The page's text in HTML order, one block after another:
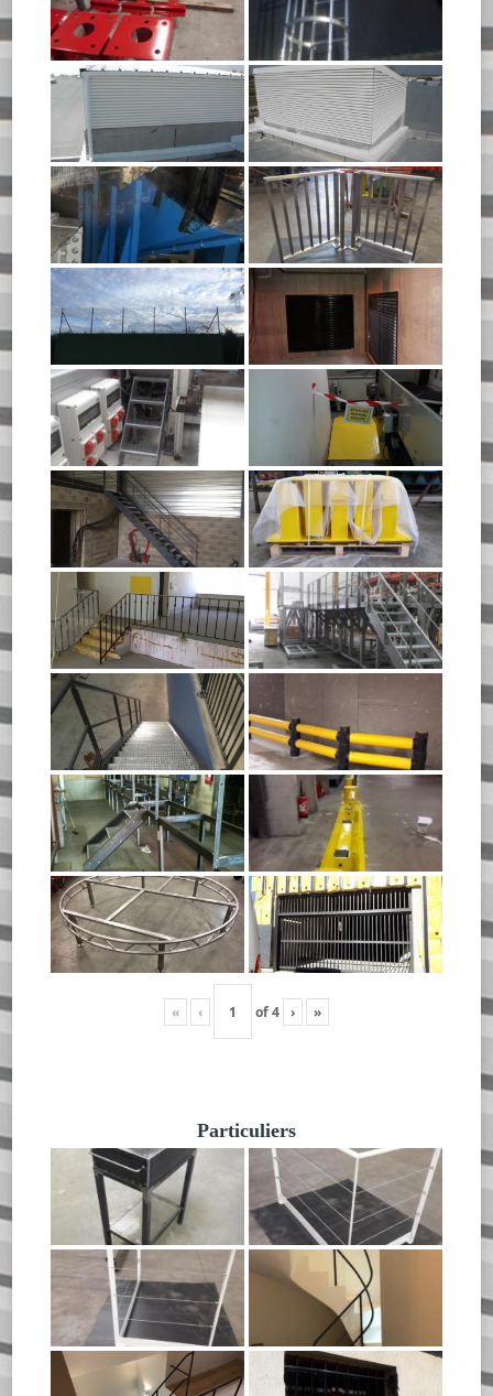
« ‹ of4 › »
Particuliers